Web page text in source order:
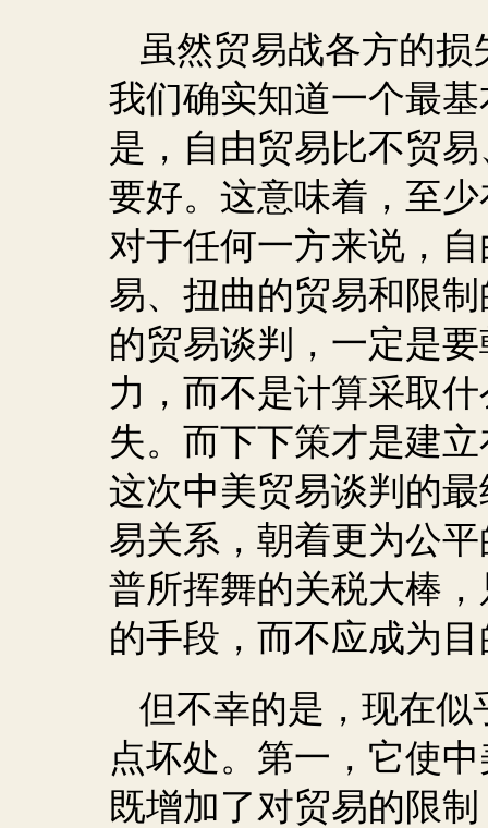
虽然贸易战各方的
我们确实知道一个最
是，自由贸易比不贸
要好。这意味着，至
对于任何一方来说，
易、扭曲的贸易和限
的贸易谈判，一定是
力，而不是计算采取
失。而下下策才是建
这次中美贸易谈判的
易关系，朝着更为公
普所挥舞的关税大棒
的手段，而不应成为
但不幸的是，现在
点坏处。第一，它使
既增加了对贸易的限